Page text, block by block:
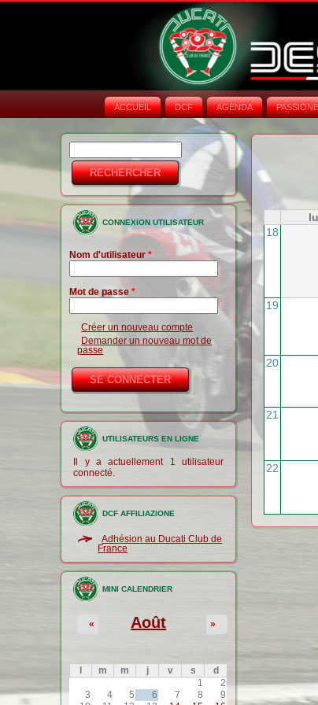
ACCUEIL DCF AGENDA PASSIONE
Formulaire de
recherche
CONNEXION UTILISATEUR
Nom d'utilisateur*
Mot de passe*
Créer un nouveau compte
Demander un nouveau mot de
passe
UTILISATEURS EN LIGNE
Il y a actuellement 1 utilisateur
connecté.
DCF AFFILIAZIONE
Adhésion au Ducati Club de
France
MINI CALENDRIER
Août
« »
m m j v s
d
1
2
3
4 5 6 7 8
9
18
19
20
21
22